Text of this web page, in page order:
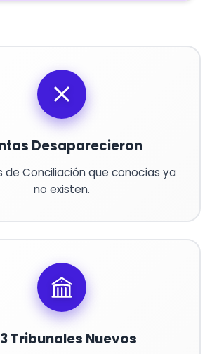
Desaparecieron
de Conciliación que conocías ya
no existen.
Tribunales Nuevos